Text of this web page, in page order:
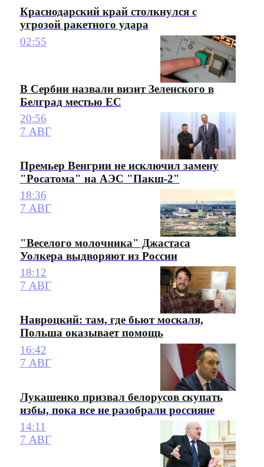
Краснодарский край столкнулся с
угрозой ракетного удара
02:55
В Сербии назвали визит Зеленского в
Белград местью ЕС
20:56
7 АВГ
Премьер Венгрии не исключил замену
"Росатома" на АЭС "Пакш-2"
18:36
7 АВГ
"Веселого молочника" Джастаса
Уолкера выдворяют из России
18:12
7 АВГ
Навроцкий: там, где бьют москаля,
Польша оказывает помощь
16:42
7 АВГ
Лукашенко призвал белорусов скупать
избы, пока все не разобрали россияне
14:11
7 АВГ